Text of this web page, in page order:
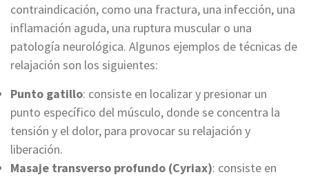
contraindicación, como una fractura, una infección, una
inflamación aguda, una ruptura muscular o una
patología neurológica. Algunos ejemplos de técnicas de
relajación son los siguientes:
Punto gatillo: consiste en localizar y presionar un
punto específico del músculo, donde se concentra la
tensión y el dolor, para provocar su relajación y
liberación.
Masaje transverso profundo (Cyriax): consiste en